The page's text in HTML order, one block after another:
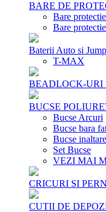
BARE DE
Bare
Bare
Baterii Auto si
T-MAX
BEADLOCK-URI
BUCSE
Bucse Arcuri
Bucse bara
Bucse
Set Bucse
VEZI MAI
CRICURI SI
CUTII DE